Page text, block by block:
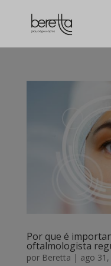
Por que é
oftalmologista
por Beretta | ago